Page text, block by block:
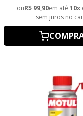
ouR$ 99,90em até10x
sem juros no